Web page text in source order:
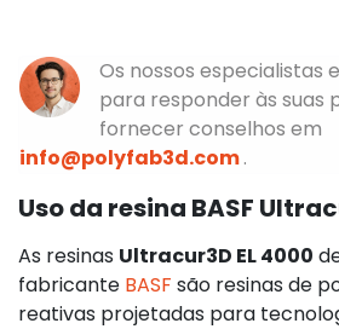
Os nossos especialistas
para responder às suas
fornecer conselhos em
info@polyfab3d.com.
Uso da resina BASF
As resinas Ultracur3D EL 4000
fabricante BASF são resinas de
reativas projetadas para